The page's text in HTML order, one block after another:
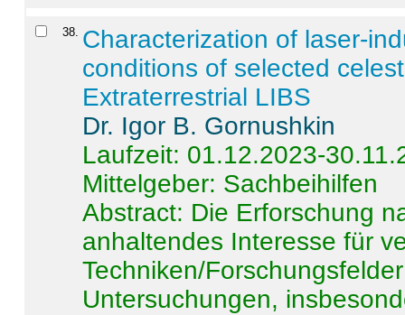
38. Characterization of laser-
conditions of selected
Extraterrestrial LIBS
Dr. Igor B. Gornushkin
Laufzeit: 01.12.2023-
Mittelgeber: Sachbeihilfen
Abstract: Die Erforschung
anhaltendes Interesse für
Techniken/
Untersuchungen,